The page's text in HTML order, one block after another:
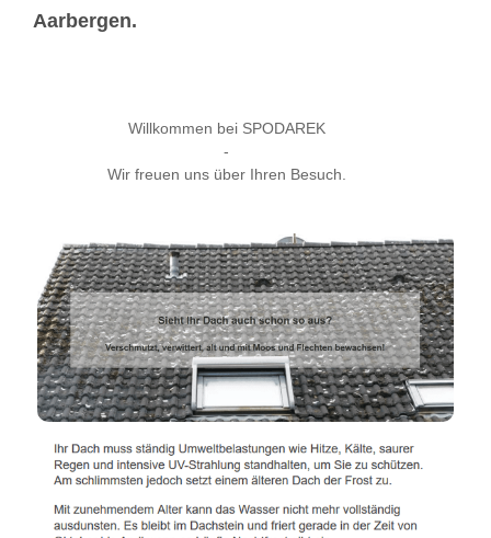
Aarbergen.
Willkommen bei SPODAREK
-
Wir freuen uns über Ihren Besuch.